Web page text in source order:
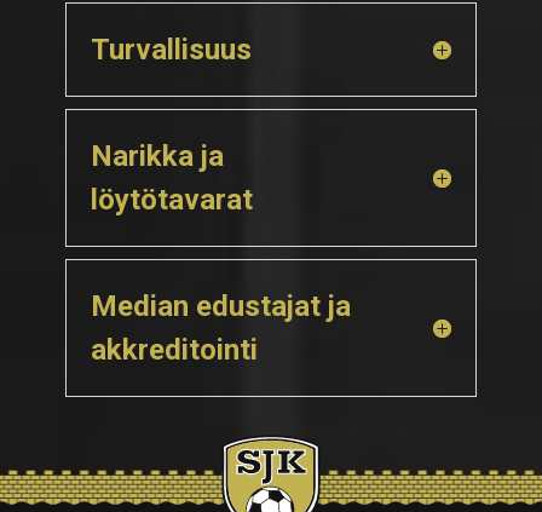
Turvallisuus
Narikka ja
löytötavarat
Median edustajat ja
akkreditointi